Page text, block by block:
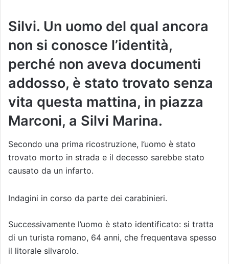
Silvi. Un uomo del qual ancora
non si conosce l’identità,
perché non aveva documenti
addosso, è stato trovato senza
vita questa mattina, in piazza
Marconi, a Silvi Marina.
Secondo una prima ricostruzione, l’uomo è stato
trovato morto in strada e il decesso sarebbe stato
causato da un infarto.
Indagini in corso da parte dei carabinieri.
Successivamente l’uomo è stato identificato: si tratta
di un turista romano, 64 anni, che frequentava spesso
il litorale silvarolo.